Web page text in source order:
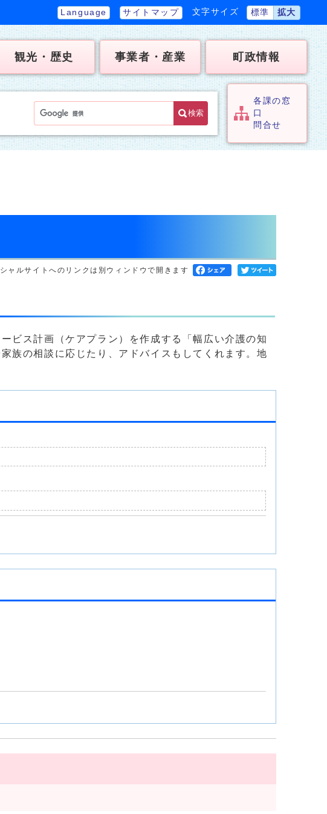
Language サイトマップ 文字サイズ 標準 拡大
観光・歴史 事業者・産業 町政情報
検索
各課の窓
口
問合せ
ャルサイトへのリンクは別ウィンドウで開きます
ビス計画（ケアプラン）を作成する「幅広い介護の知
族の相談に応じたり、アドバイスもしてくれます。地